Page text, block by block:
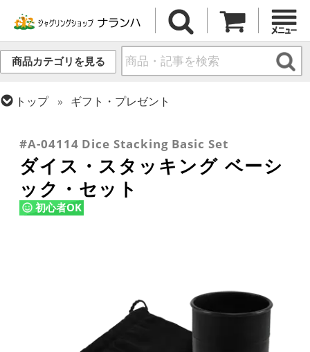
商品カテゴリを見る
トップ
ギフト・プレゼント
#A-04114 Dice Stacking Basic Set
ダイス・スタッキング ベーシ
ック・セット
初心者OK